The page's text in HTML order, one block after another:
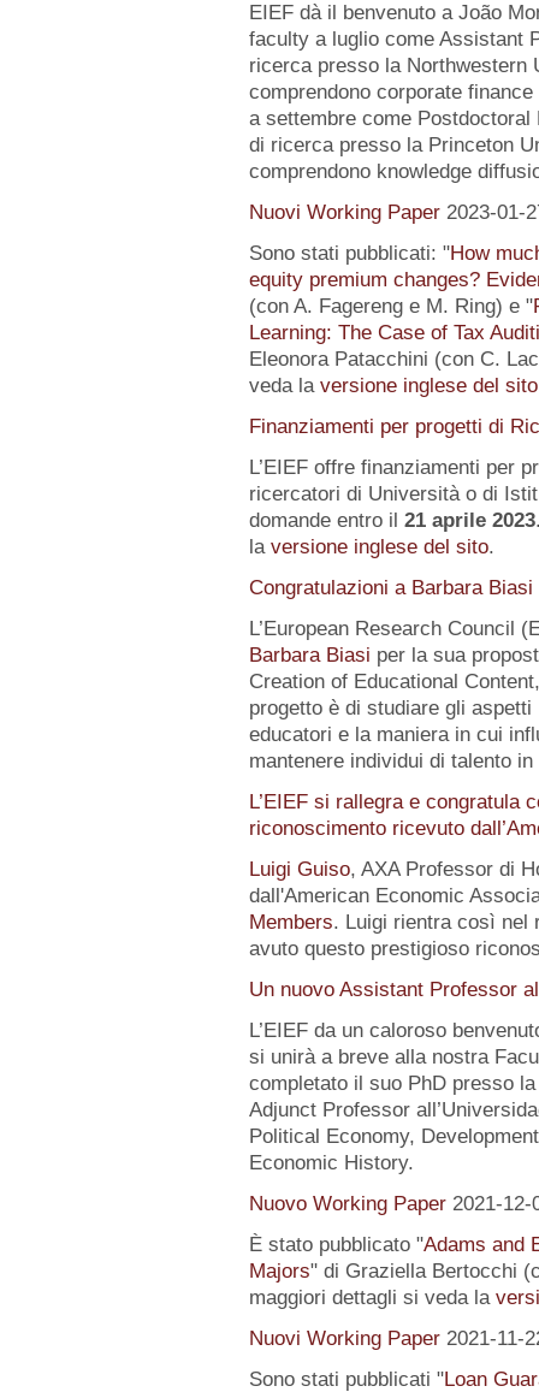
EIEF dà il benvenuto a João
faculty a luglio come Assistant
ricerca presso la
comprendono corporate
a settembre come
di ricerca presso la Princeton
comprendono knowledge
Nuovi Working Paper 2023-01-
Sono stati pubblicati: "How
equity premium changes?
(con A. Fagereng e M. Ring) e "
Learning: The Case of Tax
Eleonora Patacchini (con C.
veda la versione inglese del sito
Finanziamenti per progetti di
L’EIEF offre finanziamenti per
ricercatori di Università o di
domande entro il 21 aprile 2023
la versione inglese del sito.
Congratulazioni a Barbara Biasi
L’European Research Council
Barbara Biasi per la sua
Creation of Educational
progetto è di studiare gli
educatori e la maniera in cui
mantenere individui di talento
L’EIEF si rallegra e congratula
riconoscimento ricevuto
Luigi Guiso, AXA Professor di
dall'American Economic
Members. Luigi rientra così nel
avuto questo prestigioso
Un nuovo Assistant Professor
L’EIEF da un caloroso
si unirà a breve alla nostra
completato il suo PhD presso
Adjunct Professor
Political Economy,
Economic History.
Nuovo Working Paper 2021-12-
È stato pubblicato "Adams and
Majors" di Graziella Bertocchi
maggiori dettagli si veda la
Nuovi Working Paper 2021-11-
Sono stati pubblicati "Loan